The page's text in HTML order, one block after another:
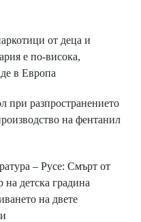
от деца и
е по-висока,
в Европа
при разпространението
на фентанил
– Русе: Смърт от
детска градина
на двете